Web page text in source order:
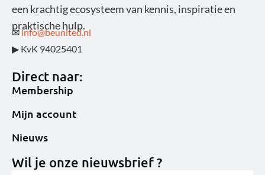
een krachtig ecosysteem van kennis, inspiratie en
praktische hulp.
✉ info@beunited.nl
▶ KvK 94025401
Direct naar:
Membership
Mijn account
Nieuws
Wil je onze nieuwsbrief ?